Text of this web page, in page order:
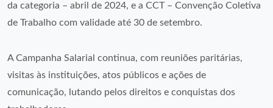
da categoria – abril de 2024, e a CCT – Convenção Coletiva
de Trabalho com validade até 30 de setembro.
A Campanha Salarial continua, com reuniões paritárias,
visitas às instituições, atos públicos e ações de
comunicação, lutando pelos direitos e conquistas dos